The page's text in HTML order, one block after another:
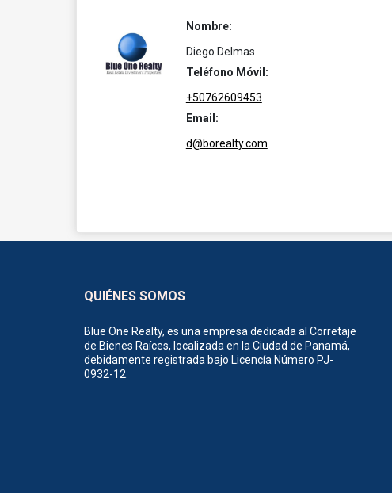
Nombre:
Diego Delmas
Teléfono Móvil:
+50762609453
Email:
d@borealty.com
QUIÉNES SOMOS
Blue One Realty, es una empresa dedicada al Corretaje
de Bienes Raíces, localizada en la Ciudad de Panamá,
debidamente registrada bajo Licencía Número PJ-
0932-12.